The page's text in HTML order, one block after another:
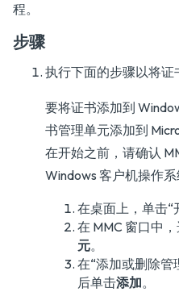
程。
步骤
执行下面的步骤以将证
要将证书添加到
书管理单元添加到
在开始之前，请确认
Windows 客户机操作系
在桌面上，单击“
在 MMC 窗口中
元。
在“添加或删除管
后单击添加。